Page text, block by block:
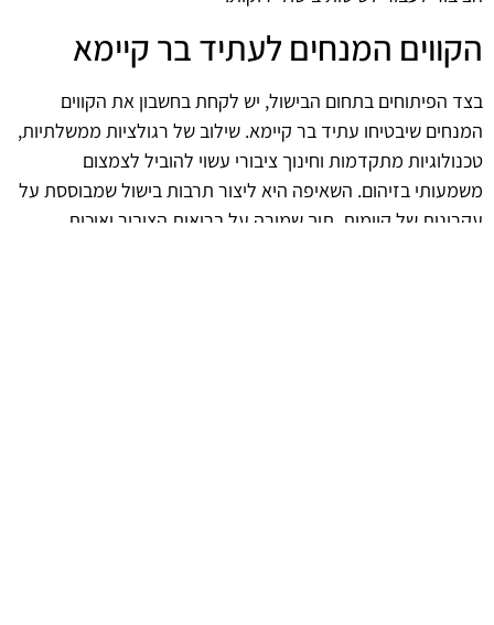
הקווים המנחים לעתיד בר קיימא
בצד הפיתוחים בתחום הבישול, יש לקחת בחשבון את הקווים
המנחים שיבטיחו עתיד בר קיימא. שילוב של רגולציות ממשלתיות,
טכנולוגיות מתקדמות וחינוך ציבורי עשוי להוביל לצמצום
משמעותי בזיהום. השאיפה היא ליצור תרבות בישול שמבוססת על
עקרונות של קיימות, תוך שמירה על בריאות הציבור ואיכות